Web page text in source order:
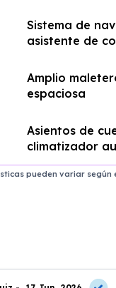
Sistema de
asistente de
Amplio
espaciosa
Asientos de
climatizador
pueden variar según